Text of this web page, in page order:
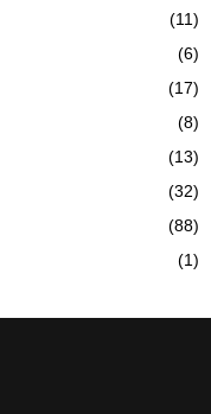
(11)
(6)
(17)
(8)
(13)
(32)
(88)
(1)